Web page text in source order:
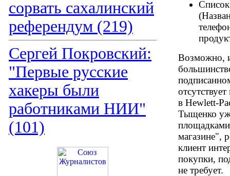
сорвать сахалинский
референдум (219)
Сергей Покровский:
"Первые русские
хакеры были
работниками НИИ"
(101)
Возможно,
в Hewlett-
Тыщенко
магазине",
клиент
покупки,
не требует.